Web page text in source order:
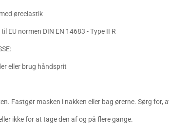
øreelastik
EU normen DIN EN 14683 - Type II R
eller brug håndsprit
Fastgør masken i nakken eller bag ørerne. Sørg for,
ikke for at tage den af og på flere gange.